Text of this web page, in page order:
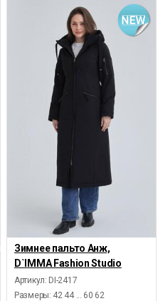
Зимнее пальто Анж,
D`IMMA Fashion Studio
Артикул: DI-2417
Размеры: 42 44 ... 60 62